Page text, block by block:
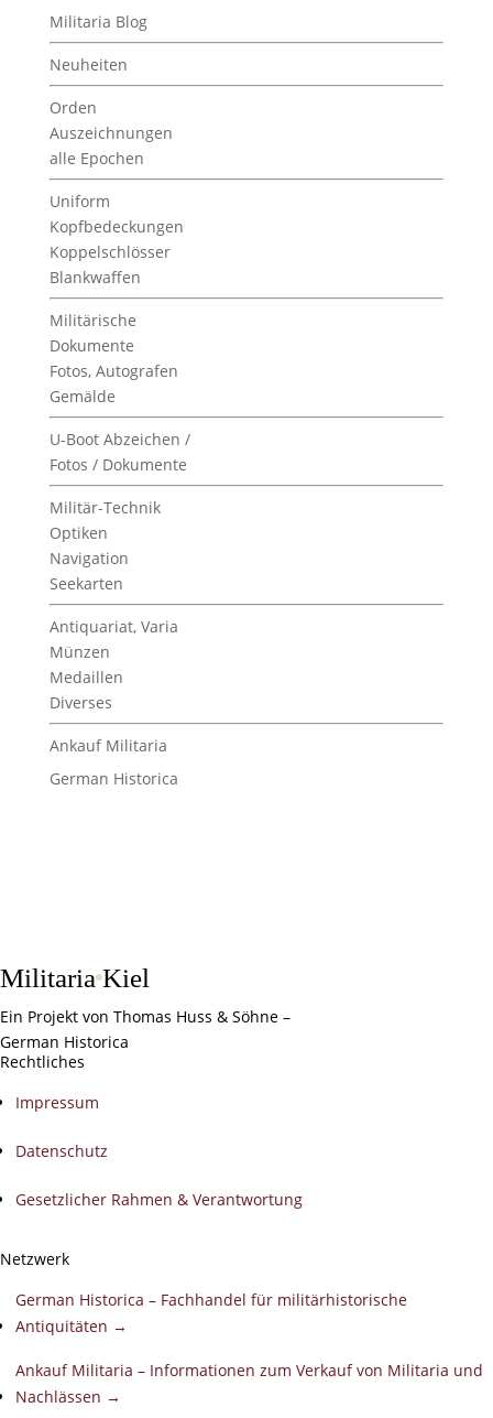
Militaria Blog
Neuheiten
Orden
Auszeichnungen
alle Epochen
Uniform
Kopfbedeckungen
Koppelschlösser
Blankwaffen
Militärische
Dokumente
Fotos, Autografen
Gemälde
U-Boot Abzeichen /
Fotos / Dokumente
Militär-Technik
Optiken
Navigation
Seekarten
Antiquariat, Varia
Münzen
Medaillen
Diverses
Ankauf Militaria
German Historica
Militaria Kiel
Ein Projekt von Thomas Huss & Söhne –
German Historica
Rechtliches
Impressum
Datenschutz
Gesetzlicher Rahmen & Verantwortung
Netzwerk
German Historica – Fachhandel für militärhistorische
Antiquitäten →
Ankauf Militaria – Informationen zum Verkauf von Militaria und
Nachlässen →